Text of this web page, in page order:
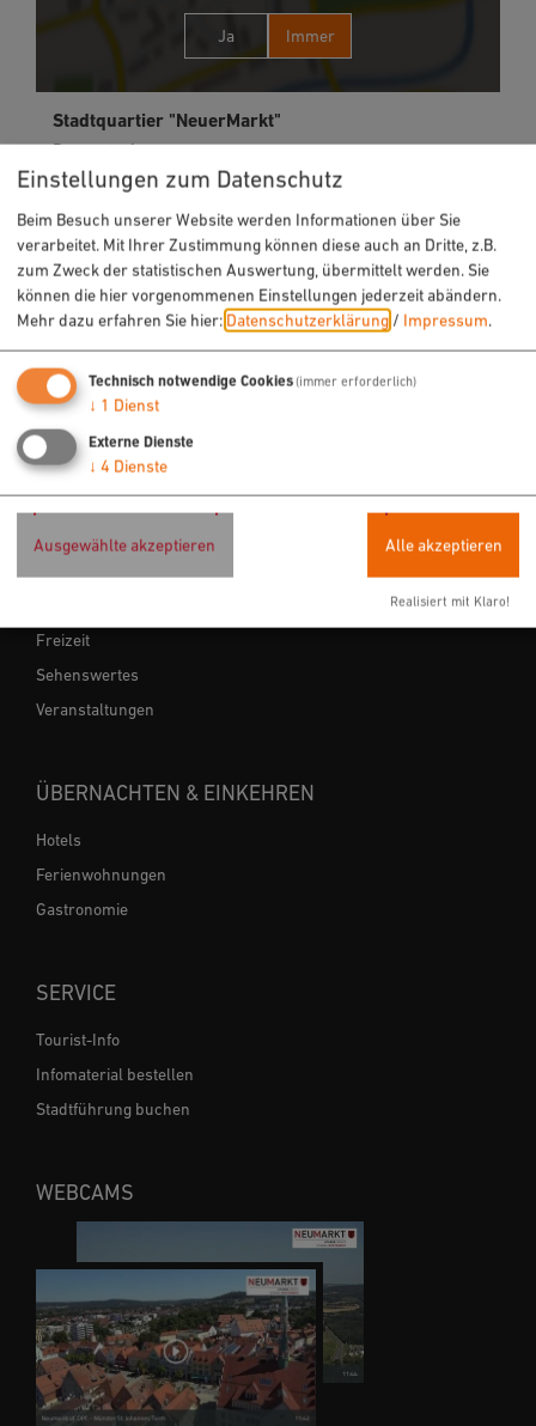
Ja Immer
Stadtquartier "NeuerMarkt"
Dammstr. 1
92318 Neumarkt i.d.OPf.
09181 909-18000
URLAUB & FREIZEIT
Freizeit
Sehenswertes
Veranstaltungen
ÜBERNACHTEN & EINKEHREN
Hotels
Ferienwohnungen
Gastronomie
SERVICE
Tourist-Info
Infomaterial bestellen
Stadtführung buchen
WEBCAMS
Einstellungen zum Datenschutz
Beim Besuch unserer Website werden Informationen über Sie
verarbeitet. Mit Ihrer Zustimmung können diese auch an Dritte, z.B.
zum Zweck der statistischen Auswertung, übermittelt werden. Sie
können die hier vorgenommenen Einstellungen jederzeit abändern.
Mehr dazu erfahren Sie hier: Datenschutzerklärung / Impressum.
Technisch notwendige Cookies(immer erforderlich)
↓ 1 Dienst
Externe Dienste
↓ 4 Dienste
Ausgewählte akzeptieren Alle akzeptieren
Realisiert mit Klaro!